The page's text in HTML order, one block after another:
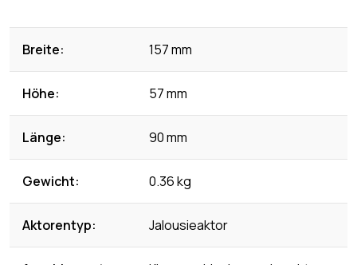
Breite: 157 mm
Höhe: 57 mm
Länge: 90 mm
Gewicht: 0.36 kg
Aktorentyp: Jalousieaktor